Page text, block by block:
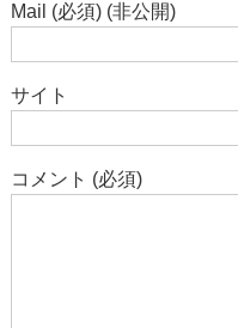
Mail (必須) (非公開)
サイト
コメント (必須)